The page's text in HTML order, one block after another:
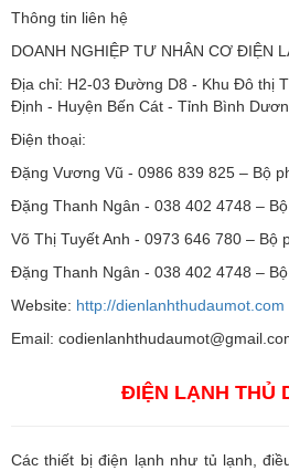
Thông tin liên hệ
DOANH NGHIỆP TƯ NHÂN CƠ ĐIỆN
Địa chỉ: H2-03 Đường D8 - Khu Đô thị
Định - Huyện Bến Cát - Tỉnh Bình
Điện thoại:
Đặng Vương Vũ - 0986 839 825 – Bộ
Đặng Thanh Ngân - 038 402 4748 – Bộ
Võ Thị Tuyết Anh - 0973 646 780 – Bộ
Đặng Thanh Ngân - 038 402 4748 –
Website: http://dienlanhthudaumot.com
Email:
ĐIỆN LẠNH THỦ
Các thiết bị điện lạnh như tủ lạnh,